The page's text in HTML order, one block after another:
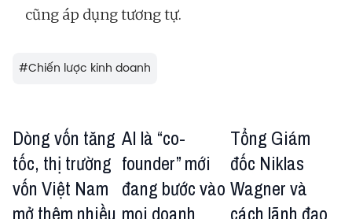
cũng áp dụng tương tự.
#Chiến lược kinh doanh
Dòng vốn tăng
tốc, thị trường
vốn Việt Nam
mở thêm nhiều
AI là “co-
founder” mới
đang bước vào
mọi doanh
Tổng Giám
đốc Niklas
Wagner và
cách lãnh đạo